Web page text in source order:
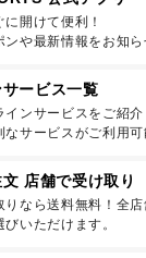
開けて便利！
ンや最新情報をお知ら
ービス一覧
インサービスをご紹
サービスがご利用可
店舗で受け取り
りなら送料無料！全
いただけます。